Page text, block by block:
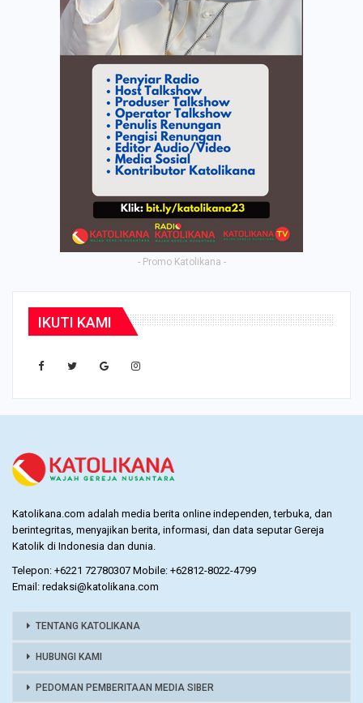
- Promo Katolikana -
IKUTI KAMI
Katolikana.com adalah media berita online independen, terbuka, dan
berintegritas, menyajikan berita, informasi, dan data seputar Gereja
Katolik di Indonesia dan dunia.
Telepon: +6221 72780307 Mobile: +62812-8022-4799
Email: redaksi@katolikana.com
TENTANG KATOLIKANA
HUBUNGI KAMI
PEDOMAN PEMBERITAAN MEDIA SIBER